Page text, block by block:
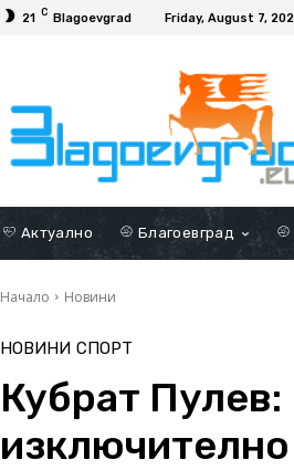
21 C Blagoevgrad Friday, August 7,
Актуално Благоевград
Начало Новини
НОВИНИ СПОРТ
Кубрат